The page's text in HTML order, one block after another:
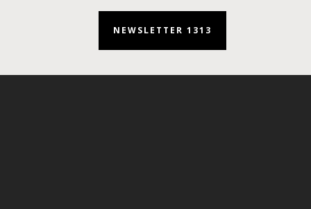
NEWSLETTER 1313